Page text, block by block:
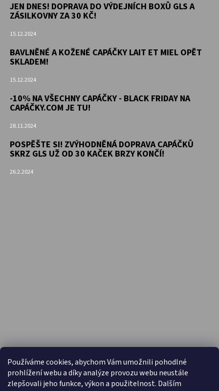
Používáme cookies, abychom Vám umožnili pohodlné
prohlížení webu a díky analýze provozu webu neustále
zlepšovali jeho funkce, výkon a použitelnost. Dalším
JEN DNES! DOPRAVA DO VÝDEJNÍCH BOXŮ GLS A
ZÁSILKOVNY ZA 30 KČ!
15.12.2024
BAVLNĚNÉ A KOŽENÉ CAPÁČKY LAIT ET MIEL OPĚT
SKLADEM!
15.12.2024
-10% NA VŠECHNY CAPÁČKY - BLACK FRIDAY NA
CAPÁČKY.COM JE TU!
28.11.2024
POSPĚŠTE SI! ZVÝHODNĚNÁ DOPRAVA CAPÁČKŮ
SKRZ GLS UŽ OD 30 KAČEK BRZY KONČÍ!
26.2.2024
PŘIJÍMÁME ONLINE PLATBY